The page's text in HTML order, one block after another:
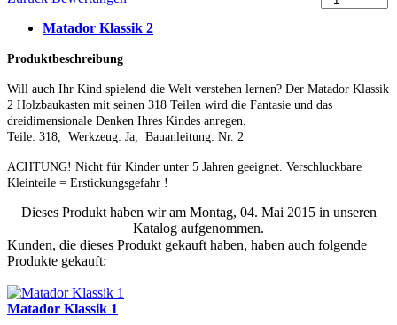
Matador Klassik 2
Produktbeschreibung
Will auch Ihr Kind spielend die Welt verstehen lernen? Der Matador Klassik
2 Holzbaukasten mit seinen 318 Teilen wird die Fantasie und das
dreidimensionale Denken Ihres Kindes anregen.
Teile: 318, Werkzeug: Ja, Bauanleitung: Nr. 2
ACHTUNG! Nicht für Kinder unter 5 Jahren geeignet. Verschluckbare
Kleinteile = Erstickungsgefahr !
Dieses Produkt haben wir am Montag, 04. Mai 2015 in unseren
Katalog aufgenommen.
Kunden, die dieses Produkt gekauft haben, haben auch folgende
Produkte gekauft:
Matador Klassik 1